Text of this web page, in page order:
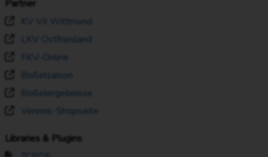
Partner
KV VII Wittmund
LKV Ostfriesland
FKV-Online
Boßelsaison
Boßelergebnisse
Vereins-Shopseite
Libraries & Plugins